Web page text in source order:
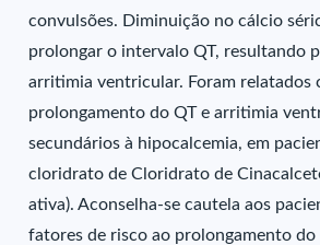
convulsões. Diminuição no cálcio
prolongar o intervalo QT, resultando
arritimia ventricular. Foram relatados
prolongamento do QT e arritimia
secundários à hipocalcemia, em
cloridrato de Cloridrato de
ativa). Aconselha-se cautela aos
fatores de risco ao prolongamento do